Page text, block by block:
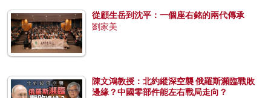
從顧生岳到沈平：一個座右銘的兩代傳承
劉家美
陳文鴻教授：北約縱深空襲 俄羅斯瀕臨戰敗
邊緣？中國零部件能左右戰局走向？